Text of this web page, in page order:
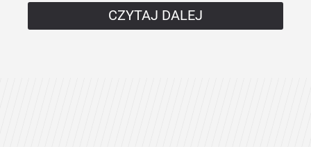
CZYTAJ DALEJ